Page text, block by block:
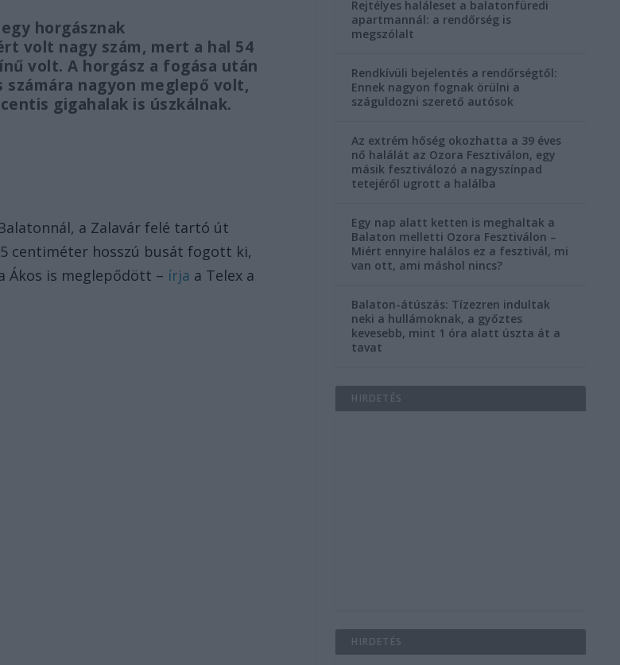
horgásznak
volt nagy szám, mert a hal 54
volt. A horgász a fogása után
nagyon meglepő volt,
gigahalak is úszkálnak.
a Zalavár felé tartó út
centiméter hosszú busát fogott ki,
Ákos is meglepődött – írja a Telex a
Rejtélyes haláleset a balatonfüredi
apartmannál: a rendőrség is
megszólalt
Rendkívüli bejelentés a rendőrségtől:
Ennek nagyon fognak örülni a
száguldozni szerető autósok
Az extrém hőség okozhatta a 39 éves
nő halálát az Ozora Fesztiválon, egy
másik fesztiválozó a nagyszínpad
tetejéről ugrott a halálba
Egy nap alatt ketten is meghaltak a
Balaton melletti Ozora Fesztiválon –
Miért ennyire halálos ez a fesztivál, mi
van ott, ami máshol nincs?
Balaton-átúszás: Tízezren indultak
neki a hullámoknak, a győztes
kevesebb, mint 1 óra alatt úszta át a
tavat
HIRDETÉS
HIRDETÉS